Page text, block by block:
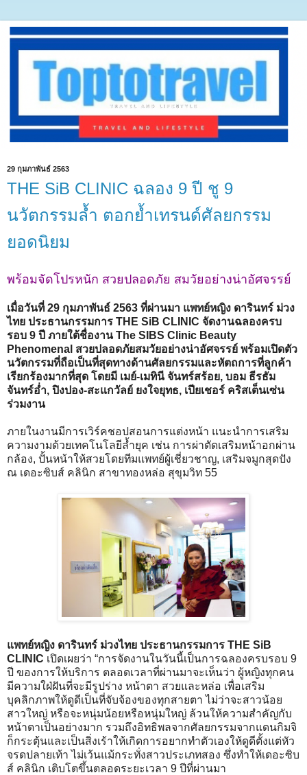
29 กุมภาพันธ์ 2563
THE SiB CLINIC ฉลอง 9 ปี ชู 9
นวัตกรรมล้ำ ตอกย้ำเทรนด์ศัลยกรรม
ยอดนิยม
พร้อมจัดโปรหนัก สวยปลอดภัย สมวัยอย่างน่าอัศจรรย์
เมื่อวันที่ 29 กุมภาพันธ์ 2563 ที่ผ่านมา แพทย์หญิง ดารินทร์ ม่วง
ไทย ประธานกรรมการ THE SiB CLINIC จัดงานฉลองครบ
รอบ 9 ปี ภายใต้ชื่องาน The SIBS Clinic Beauty
Phenomenal สวยปลอดภัยสมวัยอย่างน่าอัศจรรย์ พร้อมเปิดตัว
นวัตกรรมที่ถือเป็นที่สุดทางด้านศัลยกรรมและหัตถการที่ลูกค้า
เรียกร้องมากที่สุด โดยมี เมย์-เมทินี จันทร์สร้อย, บอม ธีรธัม
จันทร์อ่ำ, ปิงปอง-สะแกวัลย์ ยงใจยุทธ, เปียเชอร์ คริสเต็นเซ่น
ร่วมงาน
ภายในงานมีการเวิร์คชอปสอนการแต่งหน้า แนะนำการเสริม
ความงามด้วยเทคโนโลยีล้ำยุค เช่น การผ่าตัดเสริมหน้าอกผ่าน
กล้อง, ปั้นหน้าให้สวยโดยทีมแพทย์ผู้เชี่ยวชาญ, เสริมจมูกสุดปัง
ณ เดอะซิบส์ คลินิก สาขาทองหล่อ สุขุมวิท 55
แพทย์หญิง ดารินทร์ ม่วงไทย ประธานกรรมการ THE SiB
CLINIC เปิดเผยว่า “การจัดงานในวันนี้เป็นการฉลองครบรอบ 9
ปี ของการให้บริการ ตลอดเวลาที่ผ่านมาจะเห็นว่า ผู้หญิงทุกคน
มีความใฝ่ฝันที่จะมีรูปร่าง หน้าตา สวยและหล่อ เพื่อเสริม
บุคลิกภาพให้ดูดีเป็นที่จับจ้องของทุกสายตา ไม่ว่าจะสาวน้อย
สาวใหญ่ หรือจะหนุ่มน้อยหรือหนุ่มใหญ่ ล้วนให้ความสำคัญกับ
หน้าตาเป็นอย่างมาก รวมถึงอิทธิพลจากศัลยกรรมจากแดนกิมจิ
ก็กระตุ้นและเป็นสิ่งเร้าให้เกิดการอยากทำตัวเองให้ดูดีตั้งแต่หัว
จรดปลายเท้า ไม่เว้นแม้กระทั่งสาวประเภทสอง ซึ่งทำให้เดอะซิบ
ส์ คลินิก เติบโตขึ้นตลอดระยะเวลา 9 ปีที่ผ่านมา